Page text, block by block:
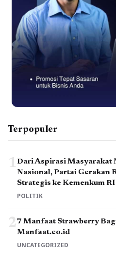
Terpopuler
1 Dari Aspirasi Masyarakat
Nasional, Partai Gerakan
Strategis ke Kemenkum RI
POLITIK
27 Manfaat Strawberry
Manfaat.co.id
UNCATEGORIZED